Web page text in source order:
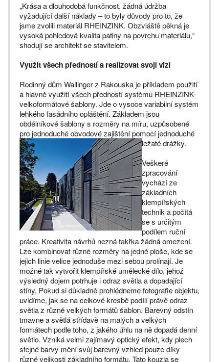
„Krása a dlouhodobá funkčnost, žádná údržba
vyžadující další náklady – to byly důvody pro to, že
jsme zvolili materiál RHEINZINK. Obzvláště pěkná je
vysoká pohledová kvalita patiny na povrchu materiálu,“
shodují se architekt se stavitelem.
Využít všech předností a realizovat svoji vizi
Rodinný dům Wallinger z Rakouska je příkladem použití
a hlavně využití všech předností systému RHEINZINK-
velkoformátové šablony. Jde o vysoce variabilní systém
lehkého fasádního opláštění. Základem jsou
obdélníkové šablony s rozměry na míru, uzpůsobené
pro jednoduché obvodové zajištěnípomocí jednoduché
ležaté drážky.
Veškeré
zpracování
vychází ze
základních
klempířských
technik a počítá
se s určitým
podílem ruční
práce. Kreativita návrhů nezná takřka žádná omezení.
Lze kombinovat různé rozměry na jedné ploše, kde se
jejich linie velice jednoduše mezi sebou prolínají. Je
možné tak vytvořit klempířské umělecké dílo, jehož
výsledný dojem potrhuje i odraz světla a dopadající
stíny. Pokud si důkladně prohlédneme fotografie objektu,
uvidíme, jak se na celkové kresbě podílí právě odraz
světla z různě velkých formátů šablon. Barevný odstín
tmavne a světlá střídavě na malých a velkých
formátech podle toho, z jakého úhlu na ně dopadá denní
světlo. Vzniká velmi zajímavý optický efekt, kdy plech
stejné barvy mění svůj barevný vzhled pouze díky
různé velikosti základního formátu. Tato kouzla se